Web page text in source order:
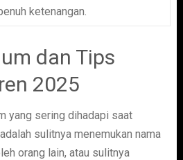
ketenangan.
dan Tips
2025
yang sering dihadapi saat
sulitnya menemukan nama
orang lain, atau sulitnya